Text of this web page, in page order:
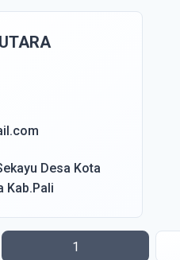
Desa Kota
Kab.Pali
1